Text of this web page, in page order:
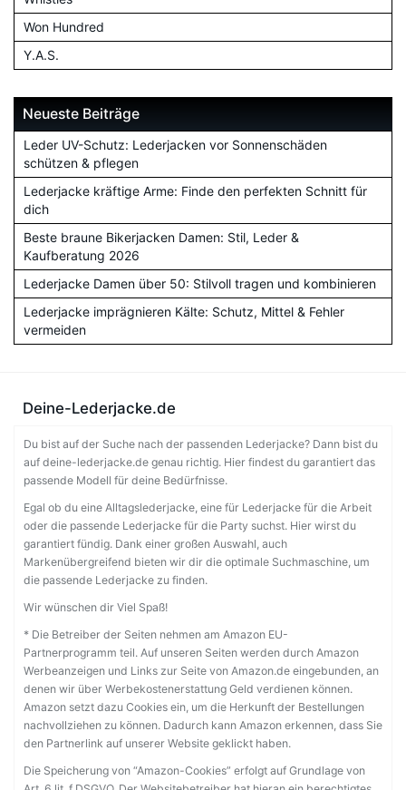
Won Hundred
Y.A.S.
Neueste Beiträge
Leder UV-Schutz: Lederjacken vor Sonnenschäden
schützen & pflegen
Lederjacke kräftige Arme: Finde den perfekten Schnitt für
dich
Beste braune Bikerjacken Damen: Stil, Leder &
Kaufberatung 2026
Lederjacke Damen über 50: Stilvoll tragen und kombinieren
Lederjacke imprägnieren Kälte: Schutz, Mittel & Fehler
vermeiden
Deine-Lederjacke.de
Du bist auf der Suche nach der passenden Lederjacke? Dann bist du
auf deine-lederjacke.de genau richtig. Hier findest du garantiert das
passende Modell für deine Bedürfnisse.
Egal ob du eine Alltagslederjacke, eine für Lederjacke für die Arbeit
oder die passende Lederjacke für die Party suchst. Hier wirst du
garantiert fündig. Dank einer großen Auswahl, auch
Markenübergreifend bieten wir dir die optimale Suchmaschine, um
die passende Lederjacke zu finden.
Wir wünschen dir Viel Spaß!
* Die Betreiber der Seiten nehmen am Amazon EU-
Partnerprogramm teil. Auf unseren Seiten werden durch Amazon
Werbeanzeigen und Links zur Seite von Amazon.de eingebunden, an
denen wir über Werbekostenerstattung Geld verdienen können.
Amazon setzt dazu Cookies ein, um die Herkunft der Bestellungen
nachvollziehen zu können. Dadurch kann Amazon erkennen, dass Sie
den Partnerlink auf unserer Website geklickt haben.
Die Speicherung von “Amazon-Cookies” erfolgt auf Grundlage von